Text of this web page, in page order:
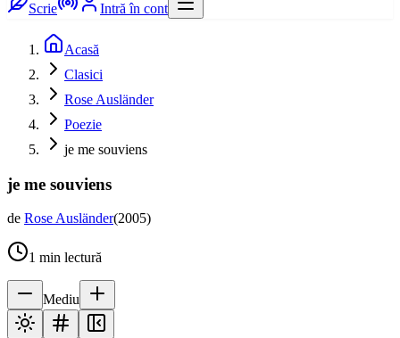
Scrie Intră în cont
Acasă
Clasici
Rose Ausländer
Poezie
je me souviens
je me souviens
de Rose Ausländer(2005)
1 min lectură
Mediu